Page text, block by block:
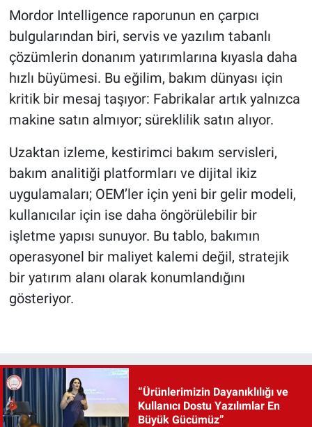
Mordor Intelligence raporunun en çarpıcı
bulgularından biri, servis ve yazılım tabanlı
çözümlerin donanım yatırımlarına kıyasla daha
hızlı büyümesi. Bu eğilim, bakım dünyası için
kritik bir mesaj taşıyor: Fabrikalar artık yalnızca
makine satın almıyor; süreklilik satın alıyor.
Uzaktan izleme, kestirimci bakım servisleri,
bakım analitiği platformları ve dijital ikiz
uygulamaları; OEM’ler için yeni bir gelir modeli,
kullanıcılar için ise daha öngörülebilir bir
işletme yapısı sunuyor. Bu tablo, bakımın
operasyonel bir maliyet kalemi değil, stratejik
bir yatırım alanı olarak konumlandığını
gösteriyor.
“Ürünlerimizin Dayanıklılığı ve
Kullanıcı Dostu Yazılımlar En
Büyük Gücümüz”